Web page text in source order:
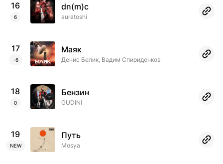
16
6
dn(m)c
auratoshi
17
-6
Маяк
Денис Белик, Вадим Спириденков
18
0
Бензин
GUDINI
19
NEW
Путь
Mosya